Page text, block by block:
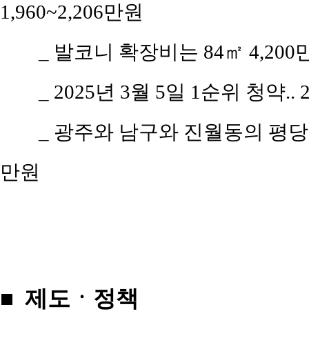
1,960~2,206만원
_ 발코니 확장비는 84㎡
_ 2025년 3월 5일 1순위 청약
_ 광주와 남구와 진월동의 평
만원
■ 제도ㆍ정책